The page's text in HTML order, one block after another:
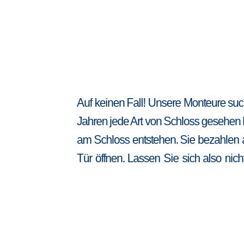
Auf keinen Fall! Unsere Monteure
Jahren jede Art von Schloss
am Schloss entstehen. Sie
Tür öffnen. Lassen Sie sich also